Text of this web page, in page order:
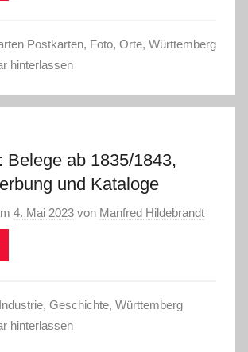
Postkarten, Foto, Orte, Württemberg
hinterlassen
Belege ab 1835/1843,
und Kataloge
4. Mai 2023 von Manfred Hildebrandt
, Geschichte, Württemberg
hinterlassen